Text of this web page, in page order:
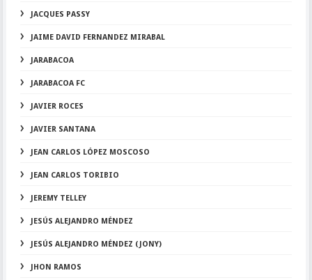
JACQUES PASSY
JAIME DAVID FERNANDEZ MIRABAL
JARABACOA
JARABACOA FC
JAVIER ROCES
JAVIER SANTANA
JEAN CARLOS LÓPEZ MOSCOSO
JEAN CARLOS TORIBIO
JEREMY TELLEY
JESÚS ALEJANDRO MÉNDEZ
JESÚS ALEJANDRO MÉNDEZ (JONY)
JHON RAMOS